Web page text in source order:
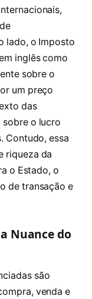
lado, o Imposto
inglês como
sobre o
um preço
das
o lucro
Contudo, essa
riqueza da
o Estado, o
de transação e
Nuance do
são
venda e